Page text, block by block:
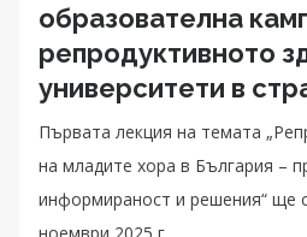
образователна
репродуктивното
университети в
Първата лекция на темата
на младите хора в България –
информираност и решения“ ще